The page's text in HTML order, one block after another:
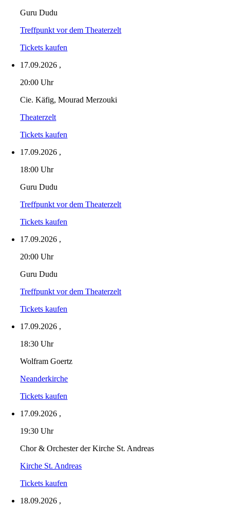
Guru Dudu
Treffpunkt vor dem Theaterzelt
Tickets kaufen
17.09.2026 ,
20:00 Uhr
Cie. Käfig, Mourad Merzouki
Theaterzelt
Tickets kaufen
17.09.2026 ,
18:00 Uhr
Guru Dudu
Treffpunkt vor dem Theaterzelt
Tickets kaufen
17.09.2026 ,
20:00 Uhr
Guru Dudu
Treffpunkt vor dem Theaterzelt
Tickets kaufen
17.09.2026 ,
18:30 Uhr
Wolfram Goertz
Neanderkirche
Tickets kaufen
17.09.2026 ,
19:30 Uhr
Chor & Orchester der Kirche St. Andreas
Kirche St. Andreas
Tickets kaufen
18.09.2026 ,